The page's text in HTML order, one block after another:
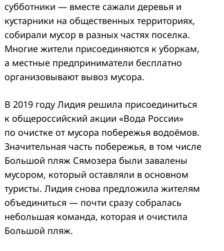
субботники — вместе сажали деревья и
кустарники на общественных территориях,
собирали мусор в разных частях поселка.
Многие жители присоединяются к уборкам,
а местные предприниматели бесплатно
организовывают вывоз мусора.
В 2019 году Лидия решила присоединиться
к общероссийский акции «Вода России»
по очистке от мусора побережья водоёмов.
Значительная часть побережья, в том числе
Большой пляж Сямозера были завалены
мусором, который оставляли в основном
туристы. Лидия снова предложила жителям
объединиться — почти сразу собралась
небольшая команда, которая и очистила
Большой пляж.